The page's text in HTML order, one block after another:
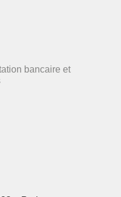
bancaire et